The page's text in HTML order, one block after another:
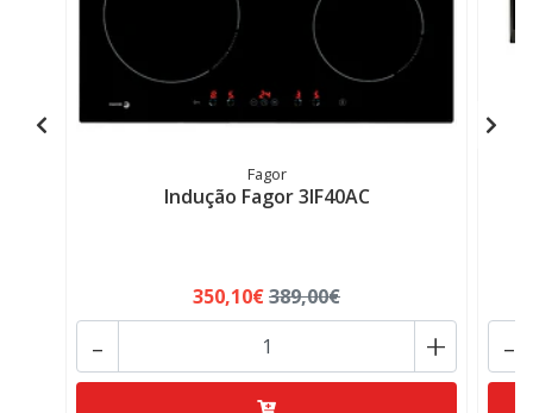
Fagor
Indução Fagor 3IF40AC
350,10€389,00€
+
- -